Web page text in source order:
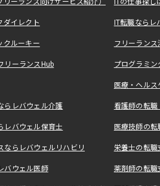
ーランス向けサービス紹介） ITの仕事探
ダイレクト IT転職なら
クルーキー フリーラン
リーランスHub プログラミ
医療・ヘル
らレバウェル介護 看護師の転
レバウェル保育士 医療技師の
ならレバウェルリハビリ 栄養士の転
バウェル医師 薬剤師の転